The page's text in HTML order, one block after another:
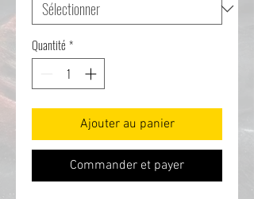
Quantité *
Ajouter au panier
Commander et payer